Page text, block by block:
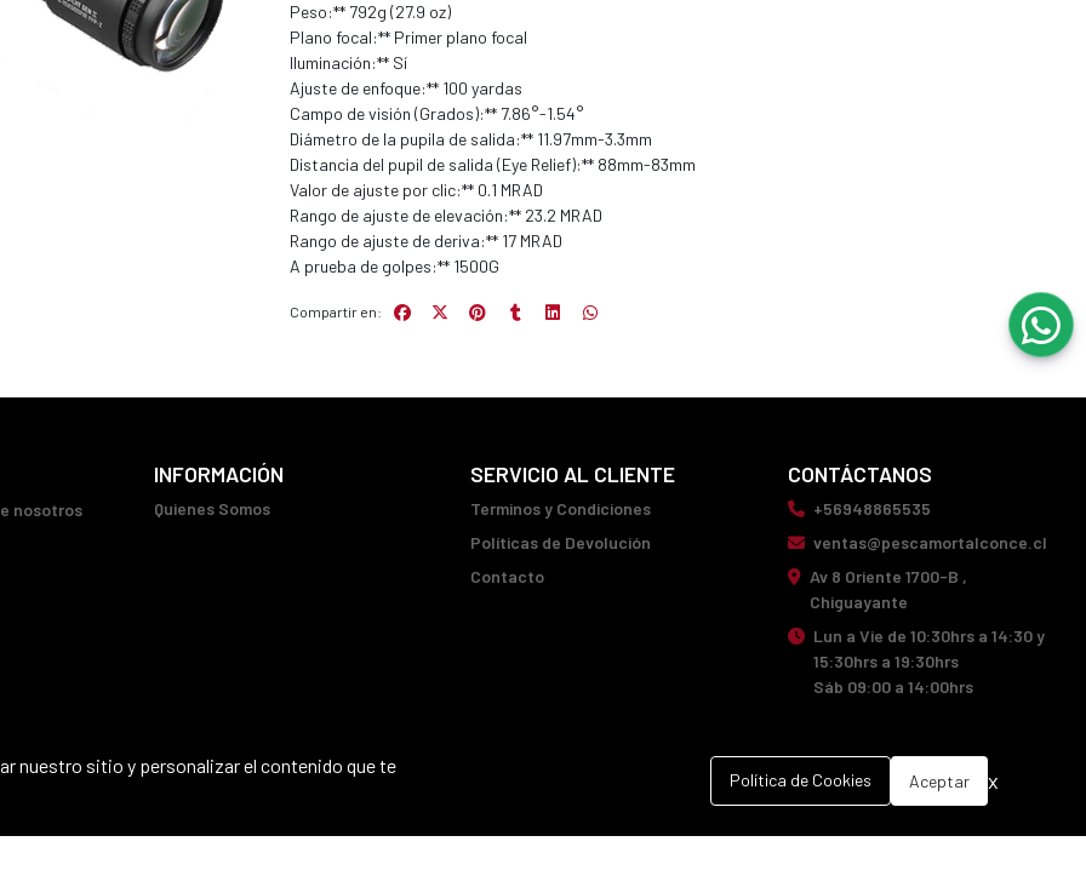
Peso:** 792g (27.9 oz)
Plano focal:** Primer plano focal
Iluminación:** Sí
Ajuste de enfoque:** 100 yardas
Campo de visión (Grados):** 7.86°-1.54°
Diámetro de la pupila de salida:** 11.97mm-3.3mm
Distancia del pupil de salida (Eye Relief):** 88mm-83mm
Valor de ajuste por clic:** 0.1 MRAD
Rango de ajuste de elevación:** 23.2 MRAD
Rango de ajuste de deriva:** 17 MRAD
A prueba de golpes:** 1500G
Compartir en:
nosotros
INFORMACIÓN
Quienes Somos
SERVICIO AL CLIENTE
Terminos y Condiciones
Políticas de Devolución
Contacto
CONTÁCTANOS
+56948865535
ventas@pescamortalconce.cl
Av 8 Oriente 1700-B ,
Chiguayante
Lun a Vie de 10:30hrs a 14:30 y
15:30hrs a 19:30hrs
Sáb 09:00 a 14:00hrs
nuestro sitio y personalizar el contenido que te
Política de Cookies Aceptar x